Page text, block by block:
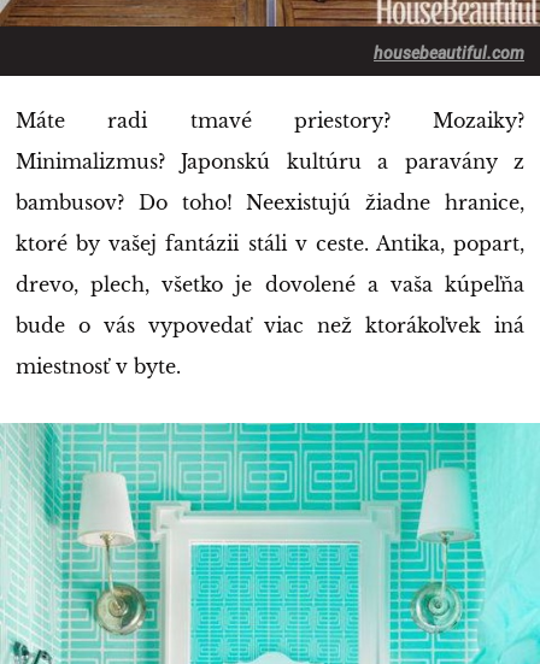
housebeautiful.com
Máte radi tmavé priestory? Mozaiky?
Minimalizmus? Japonskú kultúru a paravány z
bambusov? Do toho! Neexistujú žiadne hranice,
ktoré by vašej fantázii stáli v ceste. Antika, popart,
drevo, plech, všetko je dovolené a vaša kúpeľňa
bude o vás vypovedať viac než ktorákoľvek iná
miestnosť v byte.